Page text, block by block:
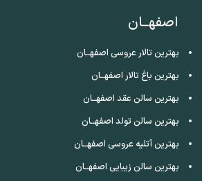
اصفهــان
بهترین تالار عروسی اصفهــان
بهترین باغ تالار اصفهــان
بهترین سالن عقد اصفهــان
بهترین سالن تولد اصفهــان
بهترین آتلیه عروسی اصفهــان
بهترین سالن زیبایی اصفهــان